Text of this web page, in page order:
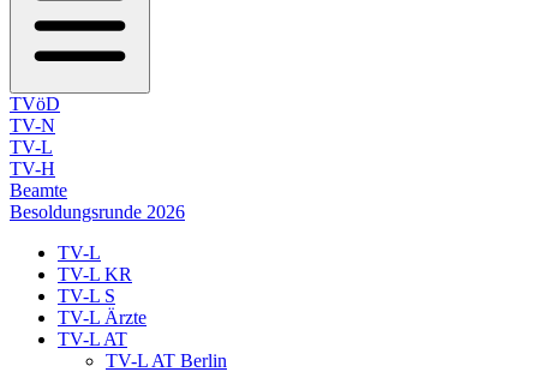
TVöD
TV-N
TV-L
TV-H
Beamte
Besoldungsrunde 2026
TV-L
TV-L KR
TV-L S
TV-L Ärzte
TV-L AT
TV-L AT Berlin